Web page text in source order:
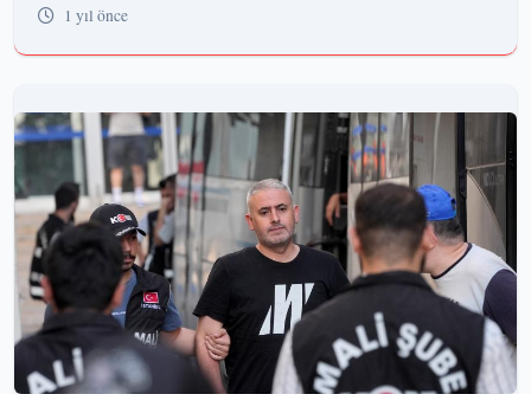
1 yıl önce